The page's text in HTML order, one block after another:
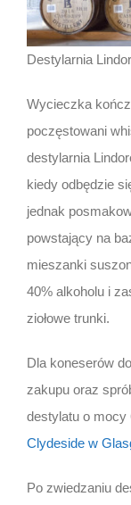
Destylarnia
Wycieczka
poczęstowani
destylarnia
kiedy odbędzie
jednak
powstający na
mieszanki
40% alkoholu i
ziołowe trunki.
Dla koneserów
zakupu oraz
destylatu o mocy
Clydeside w
Po zwiedzaniu